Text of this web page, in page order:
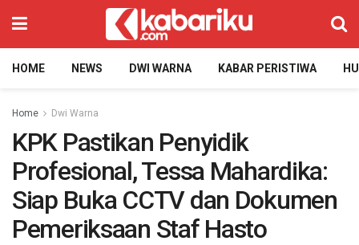
HOME NEWS DWI WARNA KABAR PERISTIWA
Home Dwi Warna
KPK Pastikan Penyidik
Profesional, Tessa Mahardika:
Siap Buka CCTV dan Dokumen
Pemeriksaan Staf Hasto